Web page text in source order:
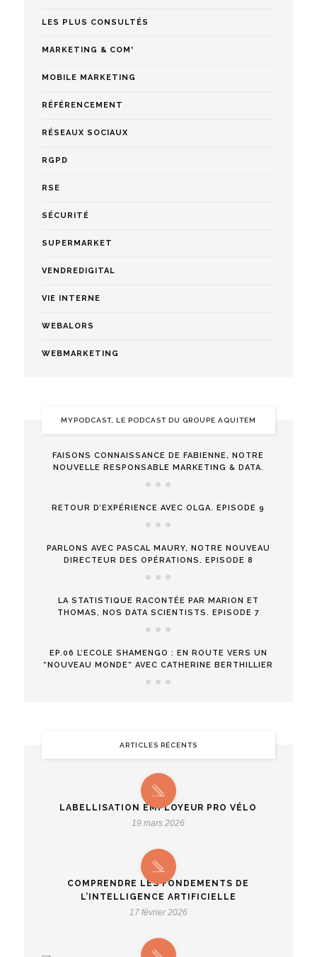
LES PLUS CONSULTÉS
MARKETING & COM'
MOBILE MARKETING
RÉFÉRENCEMENT
RÉSEAUX SOCIAUX
RGPD
RSE
SÉCURITÉ
SUPERMARKET
VENDREDIGITAL
VIE INTERNE
WEBALORS
WEBMARKETING
MYPODCAST, LE PODCAST DU GROUPE AQUITEM
FAISONS CONNAISSANCE DE FABIENNE, NOTRE
NOUVELLE RESPONSABLE MARKETING & DATA.
RETOUR D’EXPÉRIENCE AVEC OLGA. EPISODE 9
PARLONS AVEC PASCAL MAURY, NOTRE NOUVEAU
DIRECTEUR DES OPÉRATIONS. EPISODE 8
LA STATISTIQUE RACONTÉE PAR MARION ET
THOMAS, NOS DATA SCIENTISTS. EPISODE 7
EP.06 L’ECOLE SHAMENGO : EN ROUTE VERS UN
“NOUVEAU MONDE” AVEC CATHERINE BERTHILLIER
ARTICLES RÉCENTS
LABELLISATION EMPLOYEUR PRO VÉLO
19 mars 2026
COMPRENDRE LES FONDEMENTS DE
L’INTELLIGENCE ARTIFICIELLE
17 février 2026